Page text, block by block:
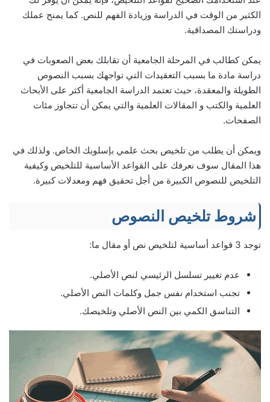
الكثير من الوقت في الدراسة وزيادة الفهم للنص. كما يمنح عملك
ودراستك المصداقية.
يمكن كطالب في المرحلة الجامعية أن تقابلك بعض الصعوبات في
دراسة مادة ما بسبب التعقيدات التي تواجهك بسبب النصوص
الطويلة والمعقدة، حيث تعتمد الدراسة الجامعية أكثر على الأبحاث
العلمية والكتب و المقالات العلمية والتي يمكن أن تتجاوز مئات
الصفحات.
ويمكن أن يطلب من تلخيص بحث علمي بإسلوبك الخاص. ولذلك في
هذا المقال سوف نعرفك على القواعد الأساسية للتلخيص وكيفية
التلخيص للنصوص الكبيرة من أجل تحقيق فهم ومعدلات كبيرة.
شروط تلخيص النصوص
توجد 3 قواعد أساسية لتلخيص نص أو مقال ما:
عدم تغيير تسلسل الرئيسي لنص الأصلي.
تجنب استخدام نفس جمل وكلمات النص الأصلي.
التناسق الكمي بين النص الأصلي وتلخيصك.